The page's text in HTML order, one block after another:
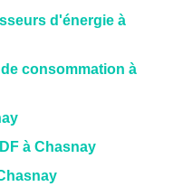
d'énergie à
consommation à
à Chasnay